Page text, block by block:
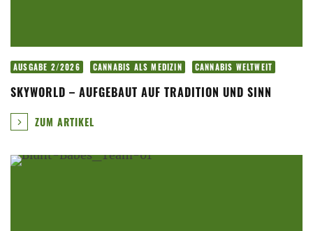
AUSGABE 2/2026 CANNABIS ALS MEDIZIN CANNABIS WELTWEIT
SKYWORLD – AUFGEBAUT AUF TRADITION UND SINN
ZUM ARTIKEL